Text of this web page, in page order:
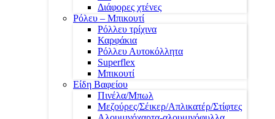
Διάφορες χτένες
Ρόλευ – Μπικουτί
Ρόλλευ τρίχινα
Καρφάκια
Ρόλλευ Αυτοκόλλητα
Superflex
Μπικουτί
Είδη Βαφείου
Πινέλα/Μπωλ
Μεζούρες/Σέικερ/Απλικατέρ/Στίφτες